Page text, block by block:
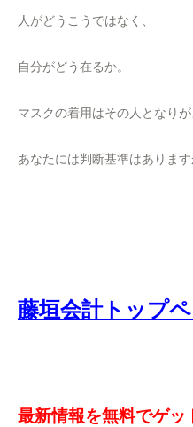
人がどうこうではなく、
自分がどう在るか。
マスクの着用はその人となりが
あなたには判断基準はあります
藤垣会計トップ
最新情報を無料でゲッ